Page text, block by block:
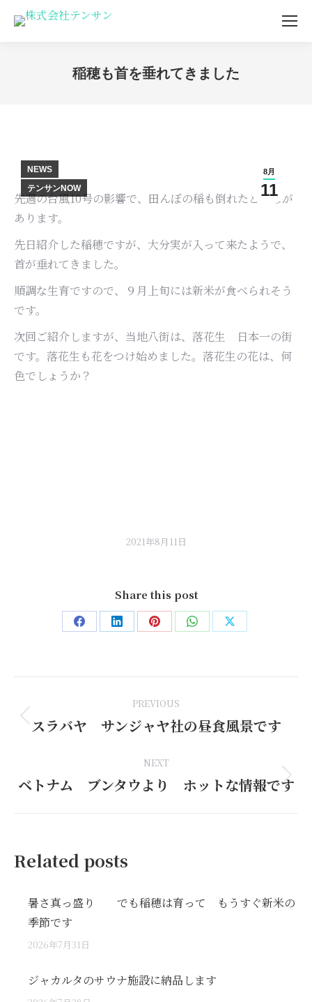
稲穂も首を垂れてきました
8月
11
NEWS
テンサンNOW
先週の台風10号の影響で、田んぼの稲も倒れたところが
あります。
先日紹介した稲穂ですが、大分実が入って来たようで、
首が垂れてきました。
順調な生育ですので、９月上旬には新米が食べられそう
です。
次回ご紹介しますが、当地八街は、落花生 日本一の街
です。落花生も花をつけ始めました。落花生の花は、何
色でしょうか？
2021年8月11日
Share this post
Share Share Share Share Share
navigation
PREVIOUS
Previous
スラバヤ サンジャヤ社の昼食風景です
NEXT
Next
ベトナム ブンタウより ホットな情報です
Related posts
暑さ真っ盛り でも稲穂は育って もうすぐ新米の
季節です
2026年7月31日
ジャカルタのサウナ施設に納品します